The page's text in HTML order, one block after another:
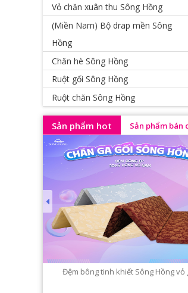
Vỏ chăn xuân thu Sông Hồng
(Miền Nam) Bộ drap mền Sông
Hồng
Chăn hè Sông Hồng
Ruột gối Sông Hồng
Ruột chăn Sông Hồng
Sản phẩm hot Sản phẩm bán
Đệm bông tinh khiết Sông Hồng vỏ